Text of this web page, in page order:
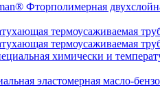
Фторполимерная
термоусаживаемая
термоусаживаемая
химически и
эластомерная масло-